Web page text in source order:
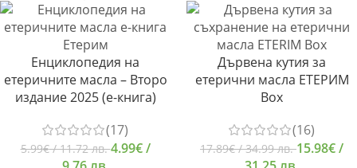
Енциклопедия на
етеричните масла – Второ
издание 2025 (е-книга)
(17)
5.99€/ 11.72 лв.4.99€/
Дървена кутия за
етерични масла ЕТЕРИМ
Box
(16)
17.89€/ 34.99 лв.15.98€/